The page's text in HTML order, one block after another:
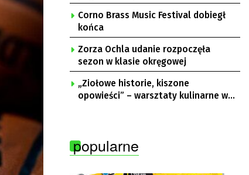
upał
Corno Brass Music Festival dobiegł
końca
Zorza Ochla udanie rozpoczęła
sezon w klasie okręgowej
„Ziołowe historie, kiszone
opowieści” – warsztaty kulinarne w
popularne